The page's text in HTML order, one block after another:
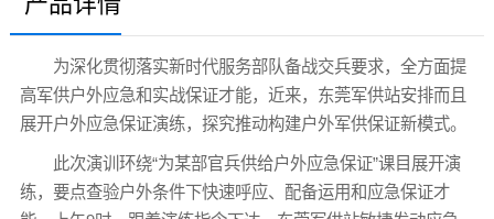
为深化贯彻落实新时代服务部队备战交兵要求，全方面提
高军供户外应急和实战保证才能，近来，东莞军供站安排而且
展开户外应急保证演练，探究推动构建户外军供保证新模式。
此次演训环绕“为某部官兵供给户外应急保证”课目展开演
练，要点查验户外条件下快速呼应、配备运用和应急保证才